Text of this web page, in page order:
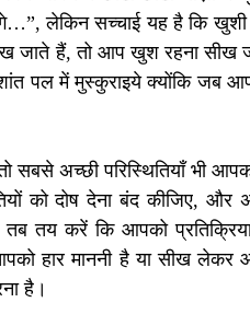
लेकिन सच्चाई यह है कि
जाते हैं, तो आप खुश रहना सीख
पल में मुस्कुराइये क्योंकि जब
अच्छी परिस्थितियाँ भी
को दोष देना बंद कीजिए, और
तय करें कि आपको
हार माननी है या सीख
है।